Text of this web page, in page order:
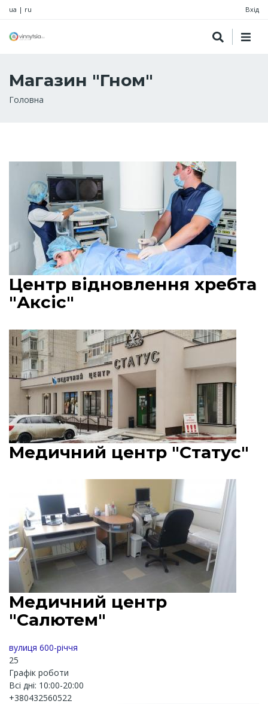
ua | ru Вхід
Магазин "Гном"
Рядок
Головна
Центр відновлення хребта
"Аксіс"
Медичний центр "Статус"
Медичний центр
"Салютем"
вулиця 600-річчя
25
Графік роботи
Всі дні: 10:00-20:00
+380432560522